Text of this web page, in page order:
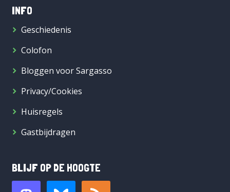
INFO
Geschiedenis
Colofon
Bloggen voor Sargasso
Privacy/Cookies
Huisregels
Gastbijdragen
BLIJF OP DE HOOGTE